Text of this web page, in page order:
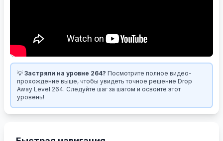
💡 Застряли на уровне 264? Посмотрите полное видео-
прохождение выше, чтобы увидеть точное решение Drop
Away Level 264. Следуйте шаг за шагом и освоите этот
уровень!